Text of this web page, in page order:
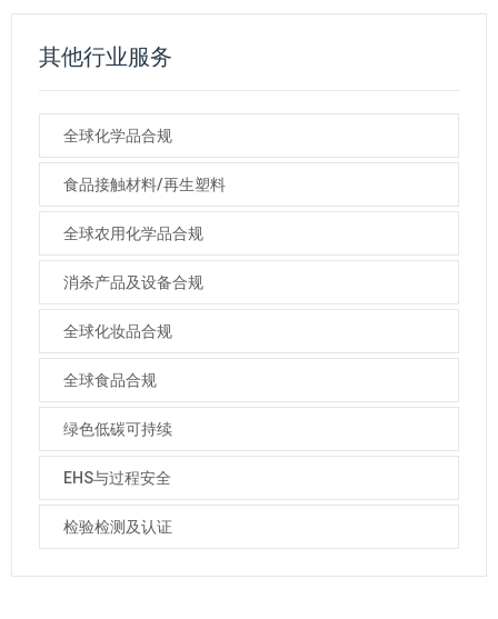
其他行业服务
全球化学品合规
食品接触材料/再生塑料
全球农用化学品合规
消杀产品及设备合规
全球化妆品合规
全球食品合规
绿色低碳可持续
EHS与过程安全
检验检测及认证